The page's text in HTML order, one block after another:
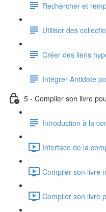
Rechercher et
Utiliser des
Créer des liens
Intégrer Antidote
5 - Compiler son livre
Introduction à la
Interface de la
Compiler son livre
Compiler son livre